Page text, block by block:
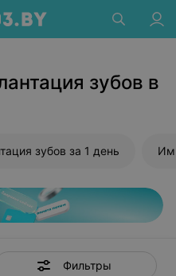
зубов в
зубов за 1 день
Фильтры